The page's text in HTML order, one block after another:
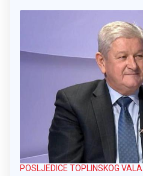
POSLJEDICE TOPLINSKOG VALA